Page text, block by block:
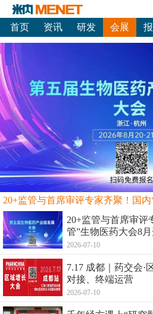
首页 资讯 研发 会展
20+监管与首席审评
管”生物医药大会8月
2026-07-10
7.17 成都｜药交会·
对接、终端运营
2026-07-10